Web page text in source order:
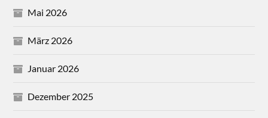
Mai 2026
März 2026
Januar 2026
Dezember 2025